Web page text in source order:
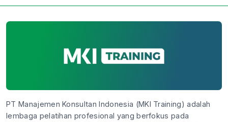
PT Manajemen Konsultan Indonesia (MKI Training) adalah
lembaga pelatihan profesional yang berfokus pada